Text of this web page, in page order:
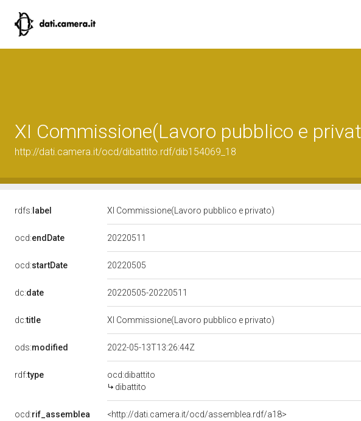
XI Commissione(Lavoro pubblico e
http://dati.camera.it/ocd/dibattito.rdf/dib154069_18
rdfs: label XI Commissione(Lavoro pubblico e privato)
ocd:endDate 20220511
ocd:startDate 20220505
dc:date 20220505-20220511
dc:title XI Commissione(Lavoro pubblico e privato)
ods:modified 2022-05-13T13:26:44Z
rdf:type
ocd:dibattito
dibattito
ocd:rif_assemblea
<http://dati.camera.it/ocd/assemblea.rdf/a18>